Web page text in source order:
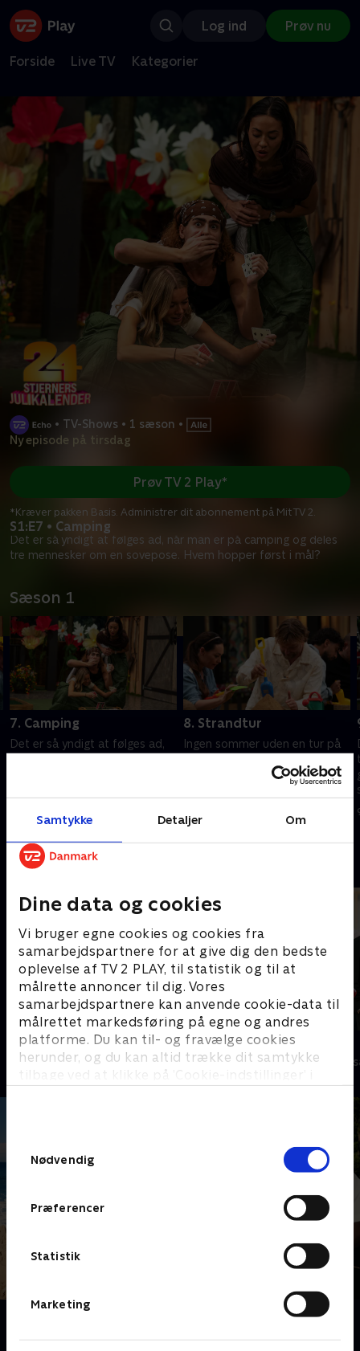
Samtykke Detaljer Om
Dine data og cookies
Vi bruger egne cookies og cookies fra
samarbejdspartnere for at give dig den bedste
oplevelse af TV 2 PLAY, til statistik og til at
målrette annoncer til dig. Vores
samarbejdspartnere kan anvende cookie-data til
målrettet markedsføring på egne og andres
platforme. Du kan til- og fravælge cookies
herunder, og du kan altid trække dit samtykke
tilbage ved at klikke på ’Cookie-indstillinger’ i
Nødvendig
Præferencer
Statistik
Marketing
Log ind Prøv nu
Forside Live TV Kategorier
• TV-Shows • 1 sæson •
Ny episode på tirsdag
S1:E7 • Camping
Det er så yndigt at følges ad, når man er på camping og deles
tre mennesker om en sovepose. Hvem hopper først i mål?
Prøv TV 2 Play*
*Kræver pakken Basis. Administrer dit abonnement på Mit TV 2.
Sæson 1
7. Camping
Det er så yndigt at følges ad,
8. Strandtur
Ingen sommer uden en tur på
genskabe ikoniske bygninger i
sand, og resultatet er
til Søpavillonen.
Andre så også
Danmarks dummeste
TV-Shows • 1 sæsoner
Stormester
TV-Shows • 10